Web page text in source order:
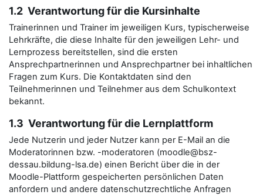
1.2 Verantwortung für die Kursinhalte
Trainerinnen und Trainer im jeweiligen Kurs, typischerweise
Lehrkräfte, die diese Inhalte für den jeweiligen Lehr- und
Lernprozess bereitstellen, sind die ersten
Ansprechpartnerinnen und Ansprechpartner bei inhaltlichen
Fragen zum Kurs. Die Kontaktdaten sind den
Teilnehmerinnen und Teilnehmer aus dem Schulkontext
bekannt.
1.3 Verantwortung für die Lernplattform
Jede Nutzerin und jeder Nutzer kann per E-Mail an die
Moderatorinnen bzw. -moderatoren (moodle@bsz-
dessau.bildung-lsa.de) einen Bericht über die in der
Moodle-Plattform gespeicherten persönlichen Daten
anfordern und andere datenschutzrechtliche Anfragen